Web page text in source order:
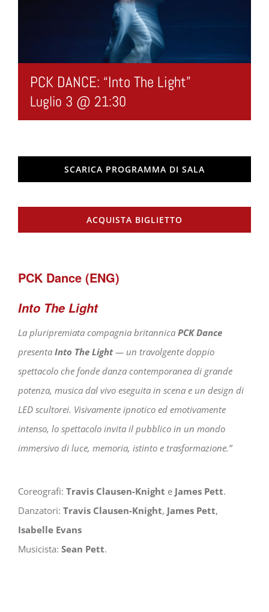
PCK DANCE: “Into The Light”
Luglio 3 @ 21:30
SCARICA PROGRAMMA DI SALA
ACQUISTA BIGLIETTO
PCK Dance (ENG)
Into The Light
La pluripremiata compagnia britannica PCK Dance
presenta Into The Light— un travolgente doppio
spettacolo che fonde danza contemporanea di grande
potenza, musica dal vivo eseguita in scena e un design di
LED scultorei. Visivamente ipnotico ed emotivamente
intenso, lo spettacolo invita il pubblico in un mondo
immersivo di luce, memoria, istinto e trasformazione.”
Coreografi: Travis Clausen-Knight e James Pett.
Danzatori: Travis Clausen-Knight, James Pett,
Isabelle Evans
Musicista: Sean Pett.